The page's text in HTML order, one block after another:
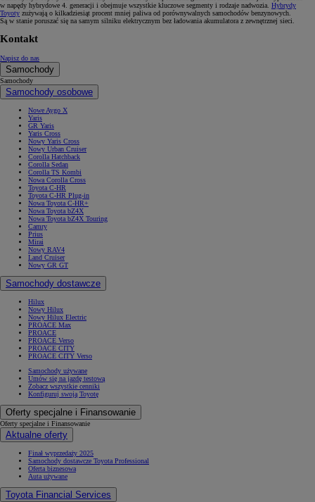
w napędy hybrydowe 4. generacji i obejmuje wszystkie kluczowe segmenty i rodzaje nadwozia. Hybrydy
Toyoty zużywają o kilkadziesiąt procent mniej paliwa od porównywalnych samochodów benzynowych.
Są w stanie poruszać się na samym silniku elektrycznym bez ładowania akumulatora z zewnętrznej sieci.
Kontakt
Napisz do nas
Samochody
Samochody
Samochody osobowe
Nowe Aygo X
Yaris
GR Yaris
Yaris Cross
Nowy Yaris Cross
Nowy Urban Cruiser
Corolla Hatchback
Corolla Sedan
Corolla TS Kombi
Nowa Corolla Cross
Toyota C-HR
Toyota C-HR Plug-in
Nowa Toyota C-HR+
Nowa Toyota bZ4X
Nowa Toyota bZ4X Touring
Camry
Prius
Mirai
Nowy RAV4
Land Cruiser
Nowy GR GT
Samochody dostawcze
Hilux
Nowy Hilux
Nowy Hilux Electric
PROACE Max
PROACE
PROACE Verso
PROACE CITY
PROACE CITY Verso
Samochody używane
Umów się na jazdę testową
Zobacz wszystkie cenniki
Konfiguruj swoją Toyotę
Oferty specjalne i Finansowanie
Oferty specjalne i Finansowanie
Aktualne oferty
Finał wyprzedaży 2025
Samochody dostawcze Toyota Professional
Oferta biznesowa
Auta używane
Toyota Financial Services